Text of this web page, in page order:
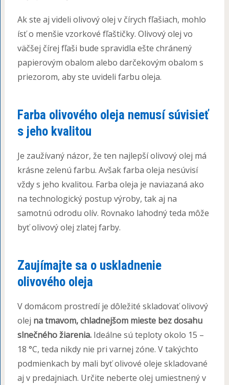
Ak ste aj videli olivový olej v čírych fľašiach, mohlo
ísť o menšie vzorkové fľaštičky. Olivový olej vo
väčšej čírej fľaši bude spravidla ešte chránený
papierovým obalom alebo darčekovým obalom s
priezorom, aby ste uvideli farbu oleja.
Farba olivového oleja nemusí súvisieť
s jeho kvalitou
Je zaužívaný názor, že ten najlepší olivový olej má
krásne zelenú farbu. Avšak farba oleja nesúvisí
vždy s jeho kvalitou. Farba oleja je naviazaná ako
na technologický postup výroby, tak aj na
samotnú odrodu olív. Rovnako lahodný teda môže
byť olivový olej zlatej farby.
Zaujímajte sa o uskladnenie
olivového oleja
V domácom prostredí je dôležité skladovať olivový
olej na tmavom, chladnejšom mieste bez dosahu
slnečného žiarenia. Ideálne sú teploty okolo 15 –
18 °C, teda nikdy nie pri varnej zóne. V takýchto
podmienkach by mali byť olivové oleje skladované
aj v predajniach. Určite neberte olej umiestnený v